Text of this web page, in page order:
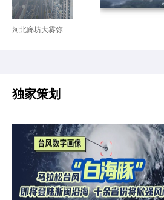
河北廊坊大雾弥...
独家策划